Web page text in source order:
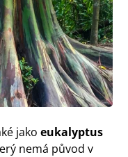
jako eukalyptus
nemá původ v